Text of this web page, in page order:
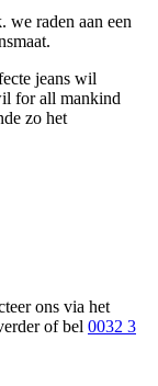
we raden aan een
jeans wil
for all mankind
zo het
ons via het
of bel 0032 3